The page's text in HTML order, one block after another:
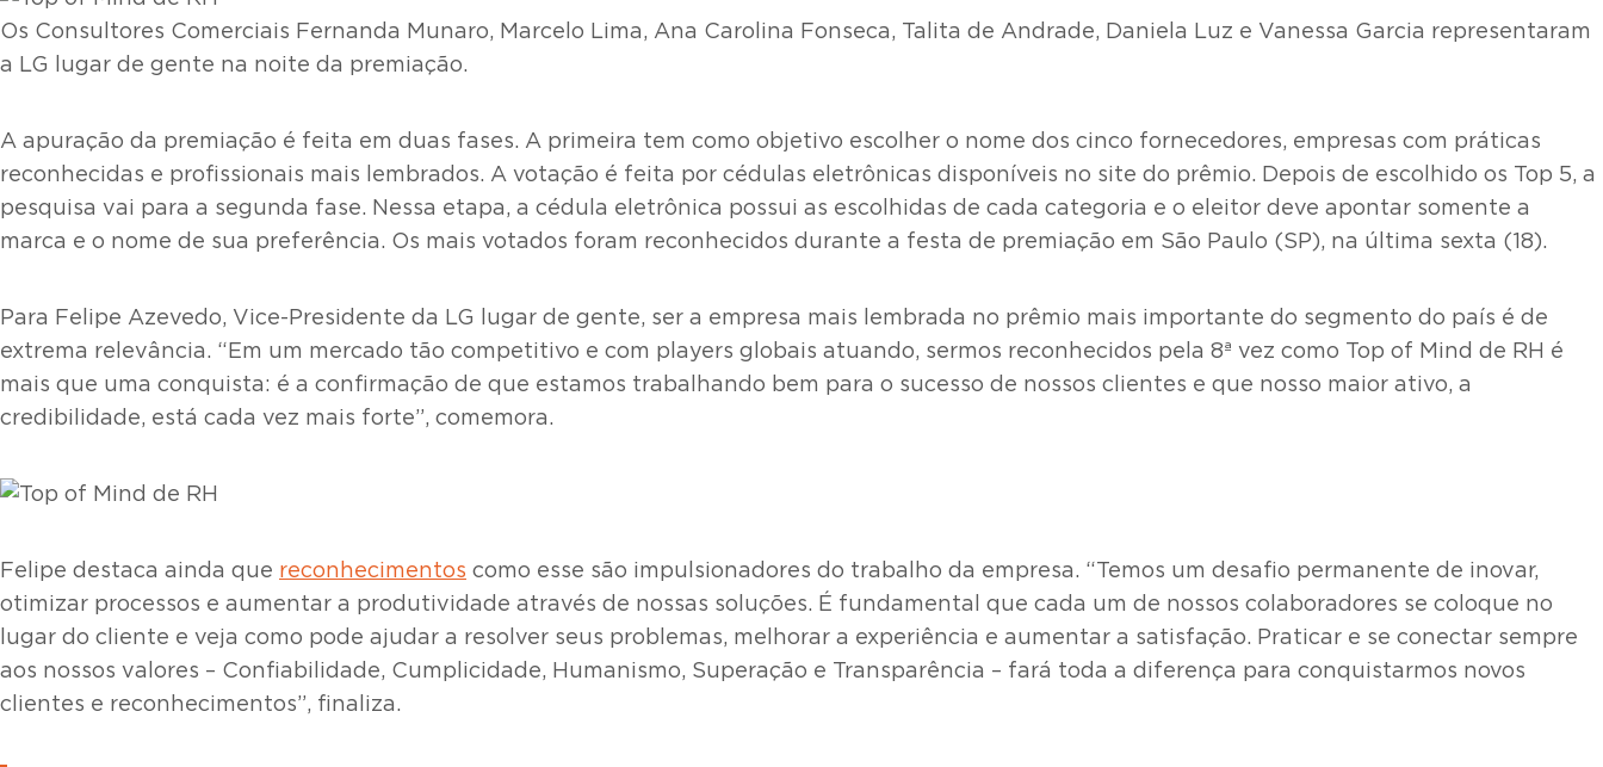
Os Consultores Comerciais ​Fernanda Munaro, Marcelo Lima, Ana Carolina Fonseca, Talita de Andrade, Daniela Luz e Vanessa Garcia representaram
a LG lugar de gente na noite da premiação.
A apuração da premiação é feita em duas fases. A primeira tem como objetivo escolher o nome dos cinco fornecedores, empresas com práticas
reconhecidas e profissionais mais lembrados. A votação é feita por cédulas eletrônicas disponíveis no site do prêmio. Depois de escolhido os Top 5, a
pesquisa vai para a segunda fase. Nessa etapa, a cédula eletrônica possui as escolhidas de cada categoria e o eleitor deve apontar somente a
marca e o nome de sua preferência. Os mais votados foram reconhecidos durante a festa de premiação em São Paulo (SP), na última sexta (18).
Para Felipe Azevedo, Vice-Presidente da LG lugar de gente, ser a empresa mais lembrada no prêmio mais importante do segmento do país é de
extrema relevância. “Em um mercado tão competitivo e com players globais atuando, sermos reconhecidos pela 8ª vez como Top of Mind de RH é
mais que uma conquista: é a confirmação de que estamos trabalhando bem para o sucesso de nossos clientes e que nosso maior ativo, a
credibilidade, está cada vez mais forte”, comemora.
Felipe destaca ainda que reconhecimentos como esse são impulsionadores do trabalho da empresa. “Temos um desafio permanente de inovar,
otimizar processos e aumentar a produtividade através de nossas soluções. É fundamental que cada um de nossos colaboradores se coloque no
lugar do cliente e veja como pode ajudar a resolver seus problemas, melhorar a experiência e aumentar a satisfação. Praticar e se conectar sempre
aos nossos valores – Confiabilidade, Cumplicidade, Humanismo, Superação e Transparência – fará toda a diferença para conquistarmos novos
clientes e reconhecimentos”, finaliza.